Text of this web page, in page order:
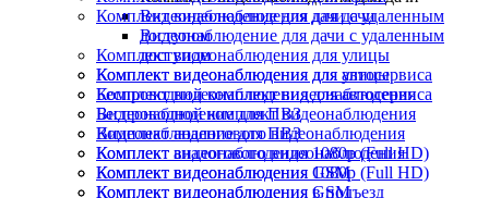
Видеонаблюдение для дачи с удаленным
доступом
Комплект видеонаблюдения для улицы
Комплект видеонаблюдения для автосервиса
Беспроводной комплект видеонаблюдения
Видеонаблюдение для ПВЗ
Комплект аналогового видеонаблюдения
Комплект видеонаблюдения 1080p (Full HD)
Комплект видеонаблюдения GSM
Комплект видеонаблюдения в подъезд
Комплект видеонаблюдения для дачи
Видеонаблюдение для дачи с удаленным
доступом
Комплект видеонаблюдения для улицы
Комплект видеонаблюдения для автосервиса
Беспроводной комплект видеонаблюдения
Видеонаблюдение для ПВЗ
Комплект аналогового видеонаблюдения
Комплект видеонаблюдения 1080p (Full HD)
Комплект видеонаблюдения GSM